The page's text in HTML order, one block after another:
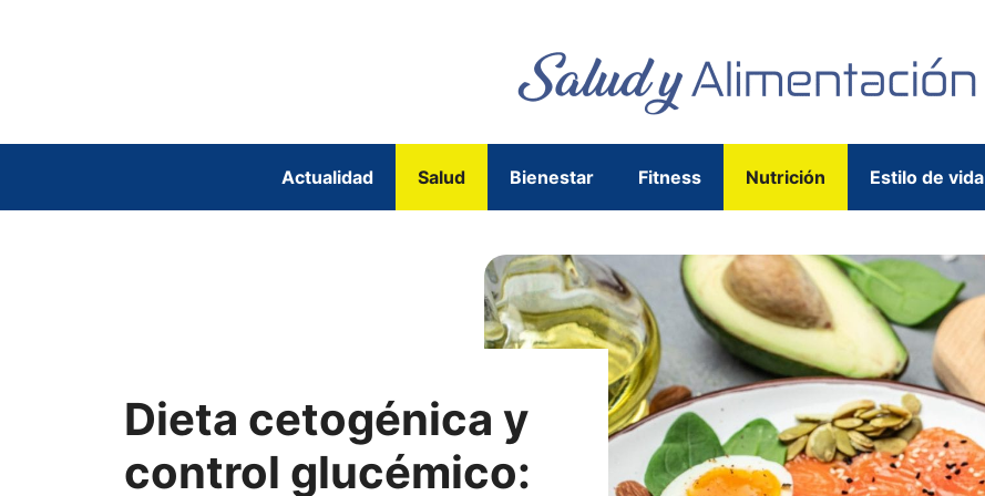
Actualidad Salud Bienestar Fitness Nutrición Estilo de vida
Dieta cetogénica y
control glucémico: